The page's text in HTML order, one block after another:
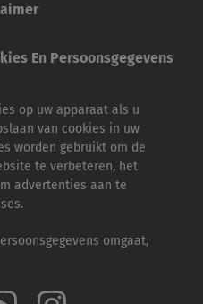
En Persoonsgegevens
op uw apparaat als u
van cookies in uw
worden gebruikt om de
te verbeteren, het
advertenties aan te
omgaat,